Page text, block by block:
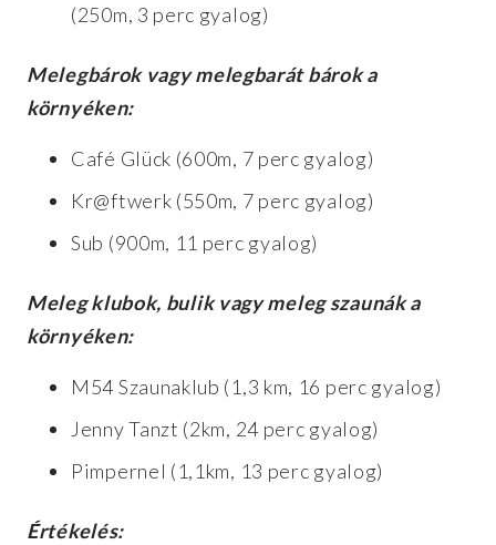
(250m, 3 perc gyalog)
Melegbárok vagy melegbarát bárok a
környéken:
Café Glück (600m, 7 perc gyalog)
Kr@ftwerk (550m, 7 perc gyalog)
Sub (900m, 11 perc gyalog)
Meleg klubok, bulik vagy meleg szaunák a
környéken:
M54 Szaunaklub (1,3 km, 16 perc gyalog)
Jenny Tanzt (2km, 24 perc gyalog)
Pimpernel (1,1km, 13 perc gyalog)
Értékelés: